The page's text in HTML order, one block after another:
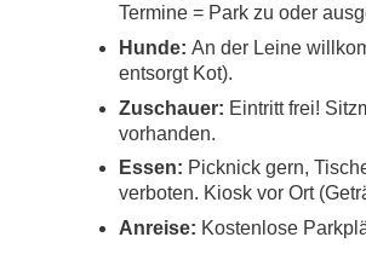
Termine = Park zu oder
Hunde: An der Leine
entsorgt Kot).
Zuschauer: Eintritt frei!
vorhanden.
Essen: Picknick gern,
verboten. Kiosk vor Ort
Anreise: Kostenlose